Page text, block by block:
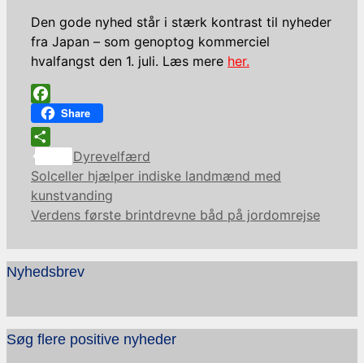
Den gode nyhed står i stærk kontrast til nyheder
fra Japan – som genoptog kommerciel
hvalfangst den 1. juli. Læs mere her.
Facebook
Share
Share
Kategorier
Dyrevelfærd
Solceller hjælper indiske landmænd med
kunstvanding
Verdens første brintdrevne båd på jordomrejse
Nyhedsbrev
Søg flere positive nyheder